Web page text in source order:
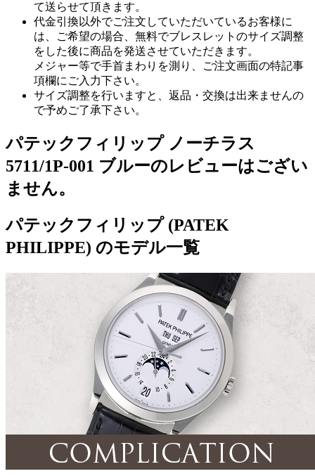
て送らせて頂きます。
代金引換以外でご注文していただいているお客様に
は、ご希望の場合、無料でブレスレットのサイズ調整
をした後に商品を発送させていただきます。
メジャー等で手首まわりを測り、ご注文画面の特記事
項欄にご入力下さい。
サイズ調整を行いますと、返品・交換は出来ませんの
で予めご了承下さい。
パテックフィリップ ノーチラス
5711/1P-001 ブルーのレビューはござい
ません。
パテックフィリップ (PATEK
PHILIPPE) のモデル一覧